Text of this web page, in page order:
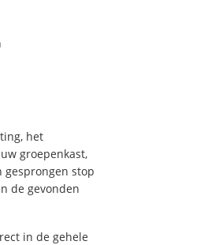
het
groepenkast,
gesprongen stop
de gevonden
in de gehele